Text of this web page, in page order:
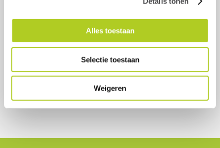
Alles toestaan
Selectie toestaan
Weigeren